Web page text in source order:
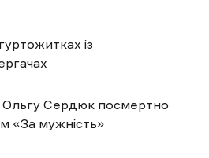
із
Ольгу Сердюк посмертно
«За мужність»